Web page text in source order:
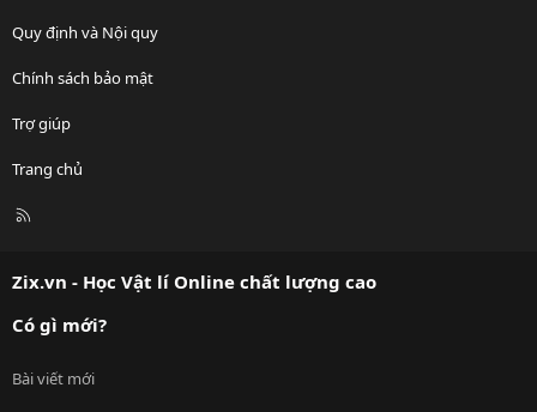
Quy định và Nội quy
Chính sách bảo mật
Trợ giúp
Trang chủ
R
Zix.vn - Học Vật lí Online chất lượng cao
Có gì mới?
Bài viết mới